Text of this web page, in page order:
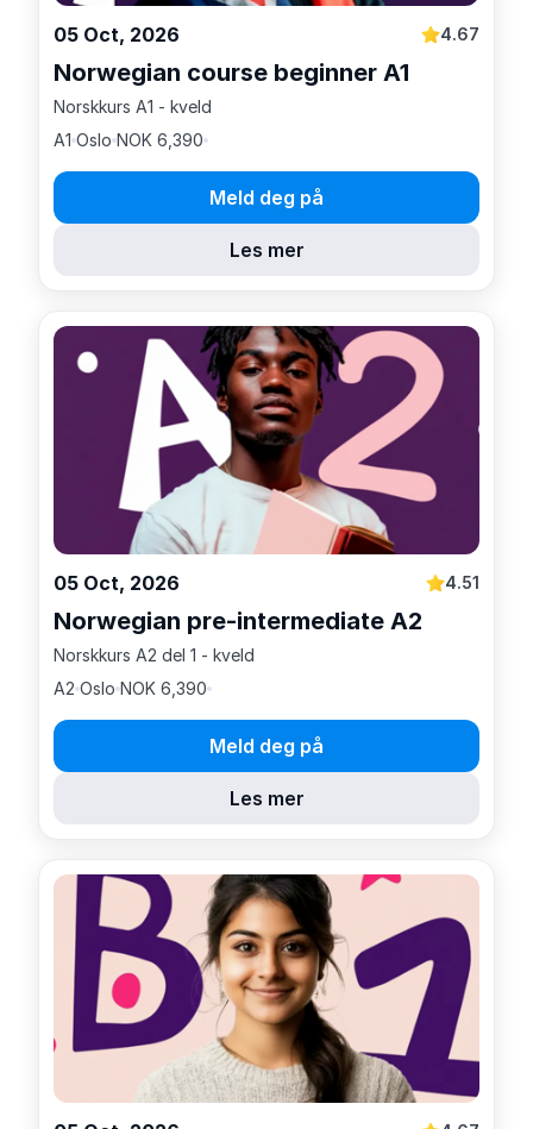
05 Oct, 2026 4.67
Norwegian course beginner A1
Norskkurs A1 - kveld
A1 Oslo NOK 6,390
Meld deg på
Les mer
05 Oct, 2026 4.51
Norwegian pre-intermediate A2
Norskkurs A2 del 1 - kveld
A2 Oslo NOK 6,390
Meld deg på
Les mer